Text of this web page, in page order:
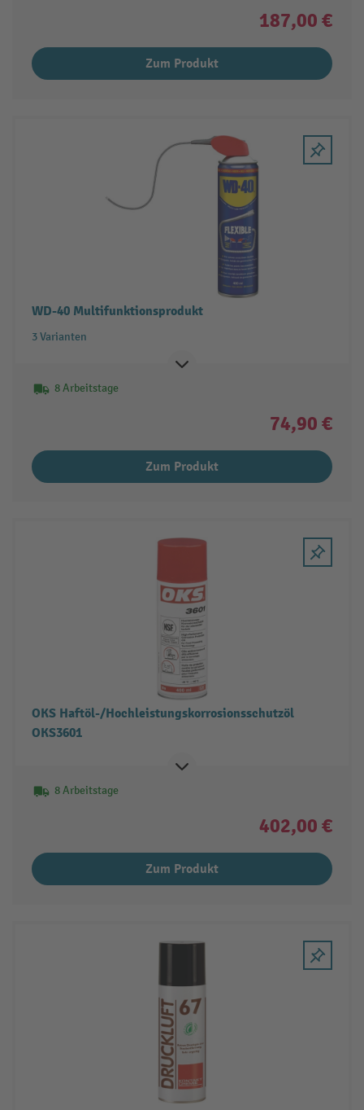
187,00 €
Zum Produkt
WD-40 Multifunktionsprodukt
3 Varianten
8 Arbeitstage
74,90 €
Zum Produkt
OKS Haftöl-/Hochleistungskorrosionsschutzöl
OKS3601
8 Arbeitstage
402,00 €
Zum Produkt